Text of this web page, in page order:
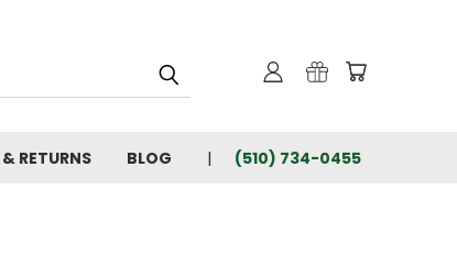
RETURNS BLOG (510) 734-0455